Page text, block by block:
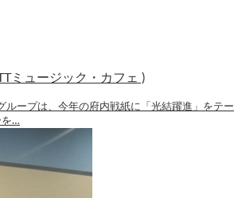
ミュージック・カフェ )
ループは、今年の府内戦紙に「光結躍進」をテー
を…